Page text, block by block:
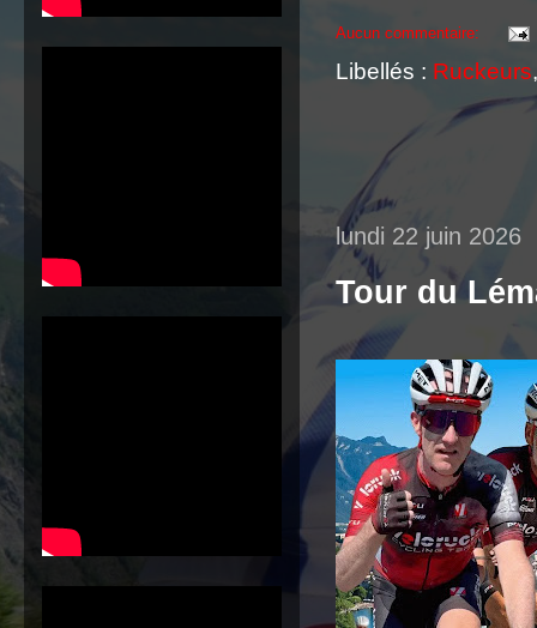
Aucun commentaire:
Libellés : Ruckeurs
lundi 22 juin 2026
Tour du